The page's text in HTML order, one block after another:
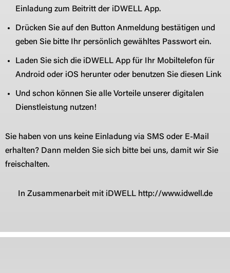
Einladung zum Beitritt der iDWELL App.
Drücken Sie auf den Button Anmeldung bestätigen und
geben Sie bitte Ihr persönlich gewähltes Passwort ein.
Laden Sie sich die iDWELL App für Ihr Mobiltelefon für
Android oder iOS herunter oder benutzen Sie diesen Link
Und schon können Sie alle Vorteile unserer digitalen
Dienstleistung nutzen!
Sie haben von uns keine Einladung via SMS oder E-Mail
erhalten? Dann melden Sie sich bitte bei uns, damit wir Sie
freischalten.
In Zusammenarbeit mit iDWELL http://www.idwell.de